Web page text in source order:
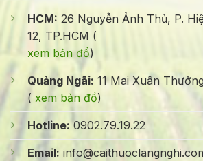
HCM: 26 Nguyễn Ảnh Thủ, P.
12, TP.HCM (
xem bản đồ)
Quảng Ngãi: 11 Mai Xuân
( xem bản đồ)
Hotline:0902.79.19.22
Email: